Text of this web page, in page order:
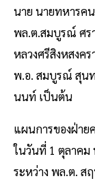
นาย นายทหารค
พล.ต.สมบูรณ์ ศร
หลวงศรีสิงหสงค
พ.อ. สมบูรณ์ สุน
นนท์ เป็นต้น
แผนการของฝ่าย
ในวันที่ 1 ตุลาคม
ระหว่าง พล.ต. ส